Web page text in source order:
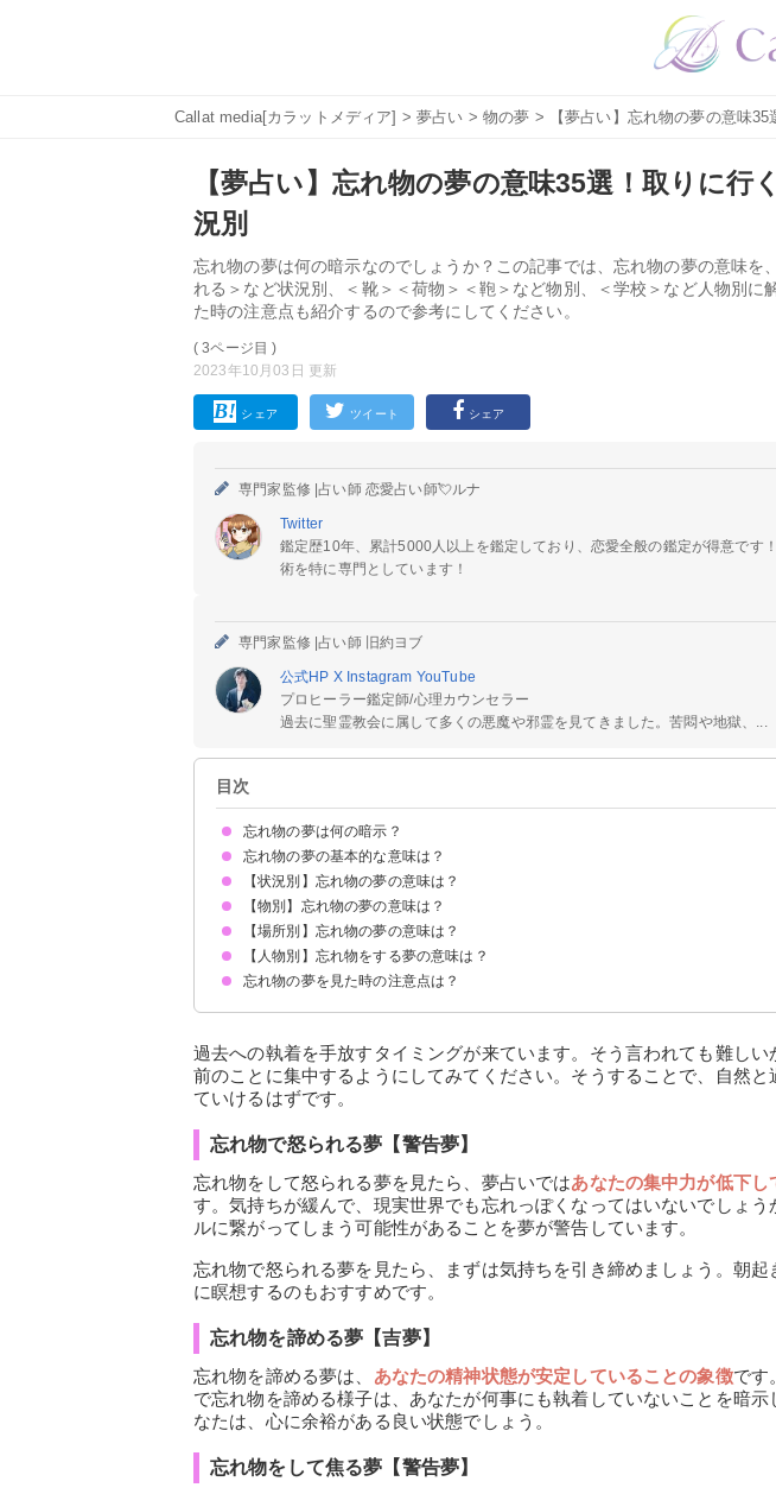
Callat media[カラットメディア] >夢占い > 物の夢 > 【夢占い】忘れ物の夢の意味
【夢占い】忘れ物の夢の意味35選！取りに行
況別
忘れ物の夢は何の暗示なのでしょうか？この記事では、忘れ物の夢の意味を
れる＞など状況別、＜靴＞＜荷物＞＜鞄＞など物別、＜学校＞など人物別に
た時の注意点も紹介するので参考にしてください。
( 3ページ目 )
2023年10月03日 更新
シェア ツイート シェア
専門家監修 |占い師 恋愛占い師💘ルナ
Twitter
鑑定歴10年、累計5000人以上を鑑定しており、恋愛全般の鑑定が得意です
術を特に専門としています！
専門家監修 |占い師 旧約ヨブ
公式HP X Instagram YouTube
プロヒーラー鑑定師/心理カウンセラー
過去に聖霊教会に属して多くの悪魔や邪霊を見てきました。苦悶や地獄、...
目次
忘れ物の夢は何の暗示？
忘れ物の夢の基本的な意味は？
①大事なことを忘れているという暗示
②過去の忘れたい出来事の象徴
状況によって意味が決まる
【状況別】忘れ物の夢の意味は？
忘れ物をする夢【警告夢】
忘れ物を取りに行く夢【警告夢】
忘れ物を届けてくれる夢【吉夢】
忘れ物で遅刻する夢【警告夢】
旅行で忘れ物をする夢【警告夢】
忘れ物を探す夢【警告夢】
忘れ物が見つかる夢【警告夢】
忘れ物で怒られる夢【警告夢】
忘れ物を諦める夢【吉夢】
忘れ物をして焦る夢【警告夢】
忘れ物をして借りる夢【吉夢】
忘れ物を届ける夢【凶夢】
忘れ物を思い出す夢【吉夢】
【物別】忘れ物の夢の意味は？
荷物を忘れる夢【吉夢】
靴を忘れる夢【吉夢】
かばんを忘れる夢【警告夢】
財布を忘れる夢【警告夢】
服を忘れる夢【警告夢】
教科書を忘れる夢【凶夢】
靴下を忘れる夢【凶夢】
マスクを忘れる夢【凶夢】
化粧品を忘れる夢【警告夢】
スマホを忘れる夢【警告夢】
パスポートを忘れる夢【警告夢】
チケットを忘れる夢【警告夢】
【場所別】忘れ物の夢の意味は？
学校で忘れ物をする夢【警告夢】
自宅に忘れ物をする夢【警告夢】
車に忘れ物をする夢【警告夢】
電車に忘れ物をする夢【凶夢】
空港に忘れ物をする夢【警告夢】
旅行先に忘れ物をする夢【警告夢】
【人物別】忘れ物をする夢の意味は？
友達が忘れ物をする夢【警告夢】
恋人が忘れ物をする夢【警告夢】
子供が忘れ物をする夢【警告夢】
他人が忘れ物をする夢【吉夢】
忘れ物の夢を見た時の注意点は？
過去への執着を手放すタイミングが来ています。そう言われても難し
前のことに集中するようにしてみてください。そうすることで、自然と
ていけるはずです。
忘れ物で怒られる夢【警告夢】
忘れ物をして怒られる夢を見たら、夢占いではあなたの集中力が低下し
す。気持ちが緩んで、現実世界でも忘れっぽくなってはいないでしょ
ルに繋がってしまう可能性があることを夢が警告しています。
忘れ物で怒られる夢を見たら、まずは気持ちを引き締めましょう。朝
に瞑想するのもおすすめです。
忘れ物を諦める夢【吉夢】
忘れ物を諦める夢は、 あなたの精神状態が安定していることの象徴です
で忘れ物を諦める様子は、あなたが何事にも執着していないことを暗
なたは、心に余裕がある良い状態でしょう。
忘れ物をして焦る夢【警告夢】